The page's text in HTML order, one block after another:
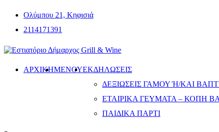
Ολύμπου 21, Κηφισιά
2114171391
ΑΡΧΙΚΗΜΕΝΟΎΕΚΔΗΛΏΣΕΙΣ
ΔΕΞΙΏΣΕΙΣ ΓΆΜΟΥ Ή/ΚΑΙ
ΕΤΑΙΡΙΚΆ ΓΕΎΜΑΤΑ – ΚΟΠΉ
ΠΑΙΔΙΚΆ ΠΆΡΤΙ